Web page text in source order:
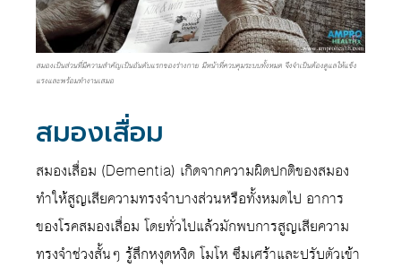
สมองเป็นส่วนที่มีความสำคัญเป็นอันดับแรกของร่างกาย มีหน้าที่ควบคุมระบบทั้งหมด จึงจำเป็นต้องดูแลให้แข็ง
แรงและพร้อมทำงานเสมอ
สมองเสื่อม
สมองเสื่อม (Dementia) เกิดจากความผิดปกติของสมอง
ทำให้สูญเสียความทรงจำบางส่วนหรือทั้งหมดไป อาการ
ของโรคสมองเสื่อม โดยทั่วไปแล้วมักพบการสูญเสียความ
ทรงจำช่วงสั้นๆ รู้สึกหงุดหงิด โมโห ซึมเศร้าและปรับตัวเข้า